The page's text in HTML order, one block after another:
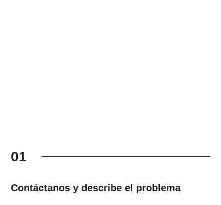
01
Contáctanos y describe el problema